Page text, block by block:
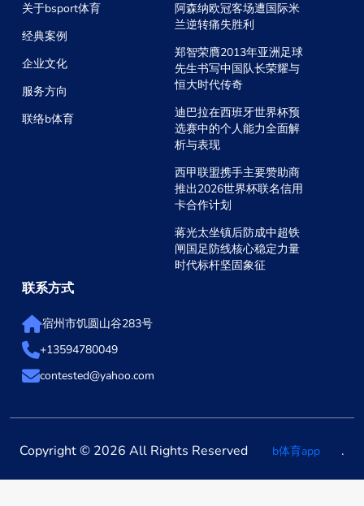
关于bsport体育
经典案例
企业文化
服务方向
联络b体育
阿森纳欧冠客场遭国际米
兰逆转痛失胜利
郑智荣膺2013年亚洲足球
先生书写中国队长荣耀与
恒大时代传奇
迪巴拉在西班牙世界杯预
选赛中的个人能力全面解
析与表现
西甲联盟携手主要赞助商
推出2026世界杯联名信用
卡合作计划
蒋光太坐镇后防成中超铁
闸国足防线核心稳定力量
时代标杆坚固象征
联系方式
宿州市饥圆山谷283号
+13594780049
contested@yahoo.com
Copyright © 2026 All Rights Reserved b体育app .